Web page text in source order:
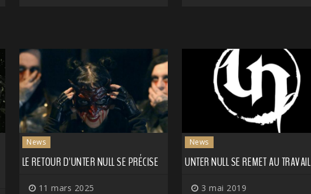
News
LE RETOUR D'UNTER NULL SE PRÉCISE
11 mars 2025
News
UNTER NULL SE REMET AU TRAVAIL
3 mai 2019